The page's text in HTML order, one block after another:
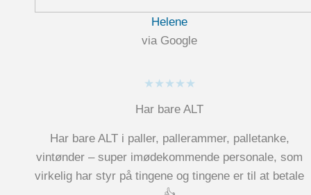
Helene
via Google
★★★★★
Har bare ALT
Har bare ALT i paller, pallerammer, palletanke,
vintønder – super imødekommende personale, som
virkelig har styr på tingene og tingene er til at betale